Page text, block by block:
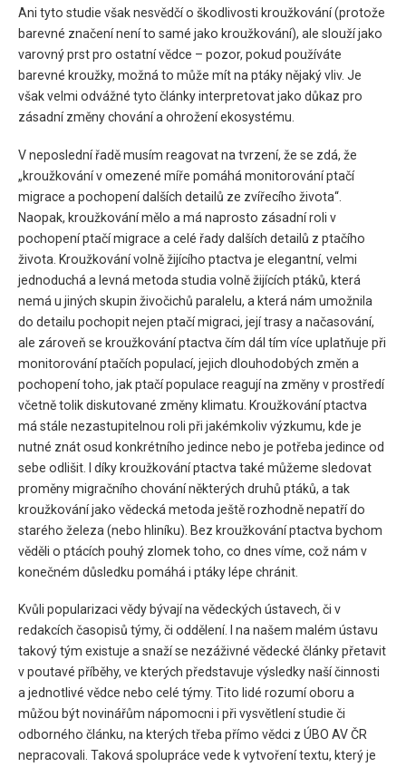
Ani tyto studie však nesvědčí o škodlivosti kroužkování (protože
barevné značení není to samé jako kroužkování), ale slouží jako
varovný prst pro ostatní vědce – pozor, pokud používáte
barevné kroužky, možná to může mít na ptáky nějaký vliv. Je
však velmi odvážné tyto články interpretovat jako důkaz pro
zásadní změny chování a ohrožení ekosystému.
V neposlední řadě musím reagovat na tvrzení, že se zdá, že
„kroužkování v omezené míře pomáhá monitorování ptačí
migrace a pochopení dalších detailů ze zvířecího života“.
Naopak, kroužkování mělo a má naprosto zásadní roli v
pochopení ptačí migrace a celé řady dalších detailů z ptačího
života. Kroužkování volně žijícího ptactva je elegantní, velmi
jednoduchá a levná metoda studia volně žijících ptáků, která
nemá u jiných skupin živočichů paralelu, a která nám umožnila
do detailu pochopit nejen ptačí migraci, její trasy a načasování,
ale zároveň se kroužkování ptactva čím dál tím více uplatňuje při
monitorování ptačích populací, jejich dlouhodobých změn a
pochopení toho, jak ptačí populace reagují na změny v prostředí
včetně tolik diskutované změny klimatu. Kroužkování ptactva
má stále nezastupitelnou roli při jakémkoliv výzkumu, kde je
nutné znát osud konkrétního jedince nebo je potřeba jedince od
sebe odlišit. I díky kroužkování ptactva také můžeme sledovat
proměny migračního chování některých druhů ptáků, a tak
kroužkování jako vědecká metoda ještě rozhodně nepatří do
starého železa (nebo hliníku). Bez kroužkování ptactva bychom
věděli o ptácích pouhý zlomek toho, co dnes víme, což nám v
konečném důsledku pomáhá i ptáky lépe chránit.
Kvůli popularizaci vědy bývají na vědeckých ústavech, či v
redakcích časopisů týmy, či oddělení. I na našem malém ústavu
takový tým existuje a snaží se nezáživné vědecké články přetavit
v poutavé příběhy, ve kterých představuje výsledky naší činnosti
a jednotlivé vědce nebo celé týmy. Tito lidé rozumí oboru a
můžou být novinářům nápomocni i při vysvětlení studie či
odborného článku, na kterých třeba přímo vědci z ÚBO AV ČR
nepracovali. Taková spolupráce vede k vytvoření textu, který je